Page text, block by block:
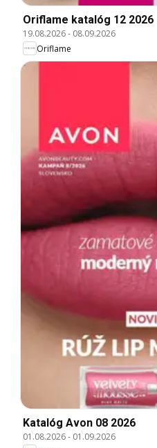
Oriflame katalóg 12 2026
19.08.2026- 08.09.2026
Oriflame
Katalóg Avon 08 2026
01.08.2026- 01.09.2026